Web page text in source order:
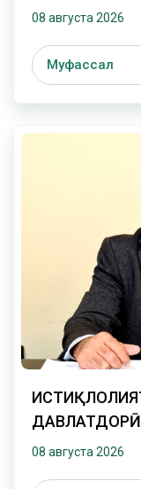
08 августа 2026
Муфассал
ИСТИҚЛОЛИЯТ -
08 августа 2026